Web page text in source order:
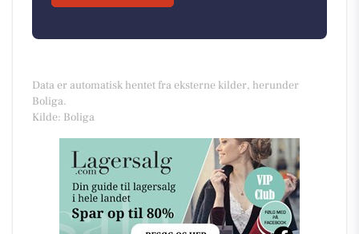
Data er automatisk hentet fra eksterne kilder, herunder
Boliga.
Kilde: Boliga